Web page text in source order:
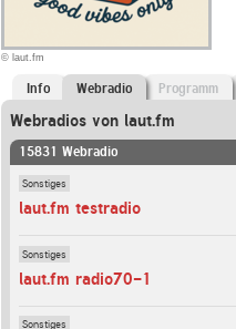
© laut.fm
Info Webradio Programm
Webradios von laut.fm
15831 Webradio
Sonstiges
laut.fm testradio
Sonstiges
laut.fm radio70-1
Sonstiges